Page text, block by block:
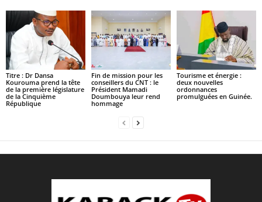
Titre : Dr Dansa
Kourouma prend la tête
de la première législature
de la Cinquième
République
Fin de mission pour les
conseillers du CNT : le
Président Mamadi
Doumbouya leur rend
hommage
Tourisme et énergie :
deux nouvelles
ordonnances
promulguées en Guinée.